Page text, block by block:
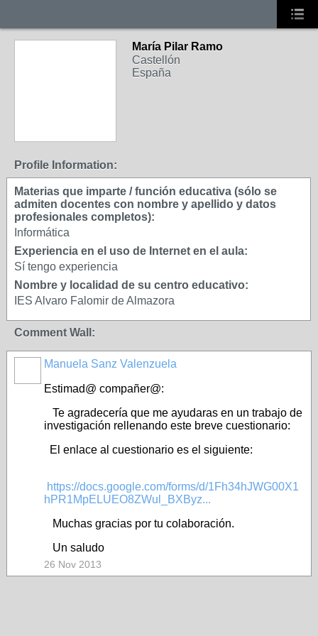
María Pilar Ramo
Castellón
España
Profile Information:
Materias que imparte / función educativa (sólo se
admiten docentes con nombre y apellido y datos
profesionales completos):
Informática
Experiencia en el uso de Internet en el aula:
Sí tengo experiencia
Nombre y localidad de su centro educativo:
IES Alvaro Falomir de Almazora
Comment Wall:
Manuela Sanz Valenzuela
Estimad@ compañer@:
Te agradecería que me ayudaras en un trabajo de
investigación rellenando este breve cuestionario:
El enlace al cuestionario es el siguiente:
https://docs.google.com/forms/d/1Fh34hJWG00X1
hPR1MpELUEO8ZWul_BXByz...
Muchas gracias por tu colaboración.
Un saludo
26 Nov 2013